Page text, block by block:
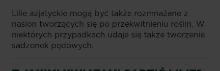
Lilie azjatyckie mogą być także rozmnażane z
nasion tworzących się po przekwitnieniu roślin. W
niektórych przypadkach udaje się także tworzenie
sadzonek pędowych.